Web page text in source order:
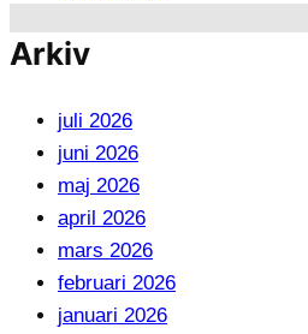
Arkiv
juli 2026
juni 2026
maj 2026
april 2026
mars 2026
februari 2026
januari 2026